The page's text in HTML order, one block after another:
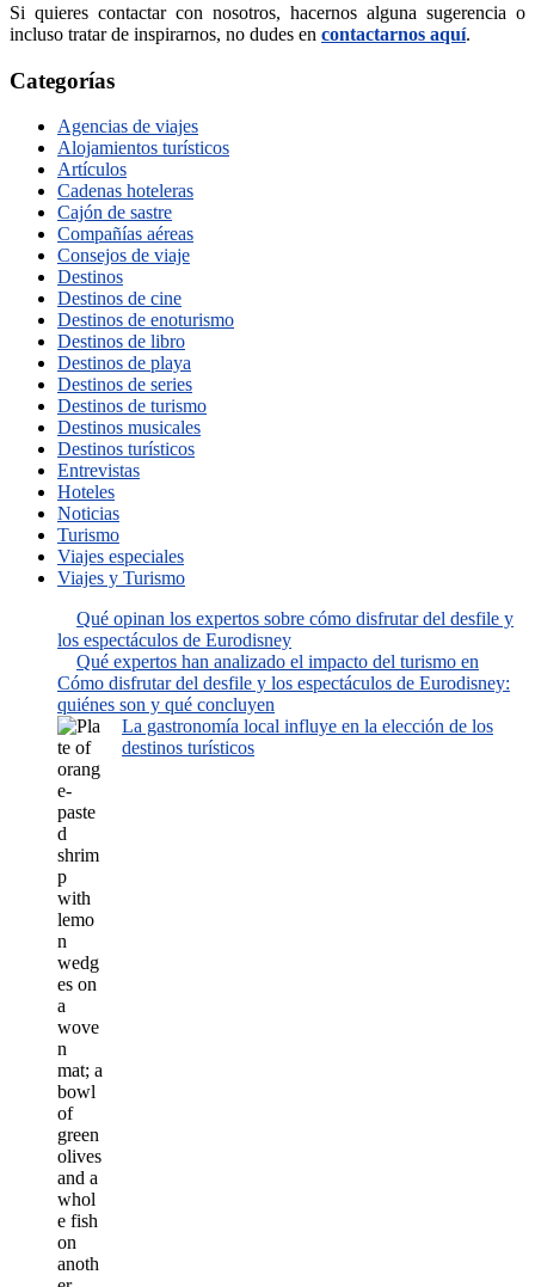
Si quieres contactar con nosotros, hacernos alguna sugerencia o
incluso tratar de inspirarnos, no dudes en contactarnos aquí.
Categorías
Agencias de viajes
Alojamientos turísticos
Artículos
Cadenas hoteleras
Cajón de sastre
Compañías aéreas
Consejos de viaje
Destinos
Destinos de cine
Destinos de enoturismo
Destinos de libro
Destinos de playa
Destinos de series
Destinos de turismo
Destinos musicales
Destinos turísticos
Entrevistas
Hoteles
Noticias
Turismo
Viajes especiales
Viajes y Turismo
Qué opinan los expertos sobre cómo disfrutar del desfile y
los espectáculos de Eurodisney
Qué expertos han analizado el impacto del turismo en
Cómo disfrutar del desfile y los espectáculos de Eurodisney:
quiénes son y qué concluyen
La gastronomía local influye en la elección de los
destinos turísticos